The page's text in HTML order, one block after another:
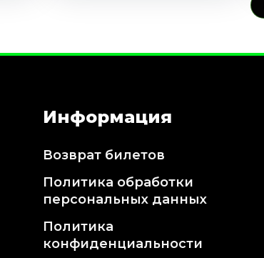
Информация
Возврат билетов
Политика обработки
персональных данных
Политика
конфиденциальности